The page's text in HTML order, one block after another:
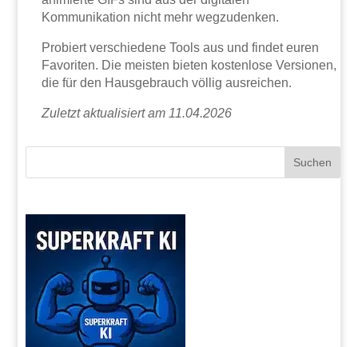
Kommunikation nicht mehr wegzudenken.
Probiert verschiedene Tools aus und findet euren
Favoriten. Die meisten bieten kostenlose Versionen,
die für den Hausgebrauch völlig ausreichen.
Zuletzt aktualisiert am 11.04.2026